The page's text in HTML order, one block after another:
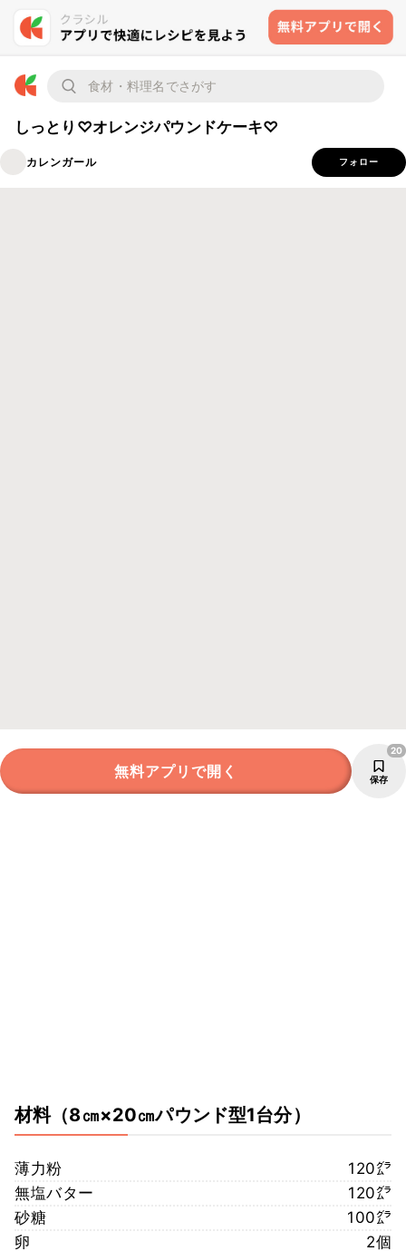
しっとり♡オレンジパウンドケーキ♡
カレンガール フォロー
無料アプリで開く 保存
20
材料（8㎝×20㎝パウンド型1台分）
薄力粉
120㌘
無塩バター
120㌘
砂糖
100㌘
卵
2個